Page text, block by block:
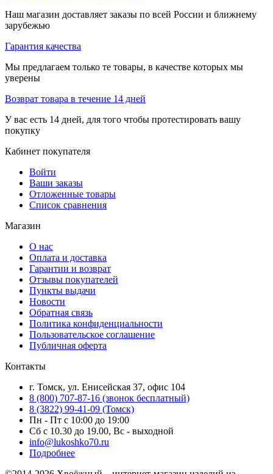
Наш магазин доставляет заказы по всей России и ближнему
зарубежью
Гарантия качества
Мы предлагаем только те товары, в качестве которых мы
уверены
Возврат товара в течение 14 дней
У вас есть 14 дней, для того чтобы протестировать вашу
покупку
Кабинет покупателя
Войти
Ваши заказы
Отложенные товары
Список сравнения
Магазин
О нас
Оплата и доставка
Гарантии и возврат
Отзывы покупателей
Пункты выдачи
Новости
Обратная связь
Политика конфиденциальности
Пользовательское соглашение
Публичная оферта
Контакты
г. Томск, ул. Енисейская 37, офис 104
8 (800) 707-87-16 (звонок бесплатный)
8 (3822) 99-41-09 (Томск)
Пн - Пт с 10:00 до 19:00
Сб с 10.30 до 19.00, Вс - выходной
info@lukoshko70.ru
Подробнее